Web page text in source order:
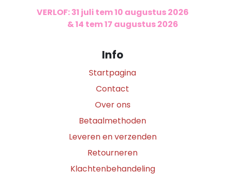
VERLOF: 31 juli tem 10 augustus 2026
& 14 tem 17 augustus 2026
Info
Startpagina
Contact
Over ons
Betaalmethoden
Leveren en verzenden
Retourneren
Klachtenbehandeling